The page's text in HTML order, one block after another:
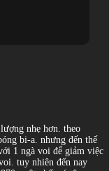
nhẹ hơn. theo
bi-a. nhưng đến thế
1 ngà voi để giảm việc
tuy nhiên đến nay